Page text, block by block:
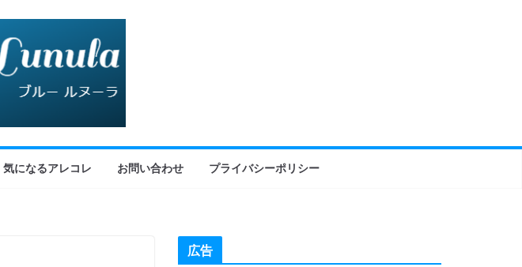
気になるアレコレ お問い合わせ プライバシーポリシー
広告